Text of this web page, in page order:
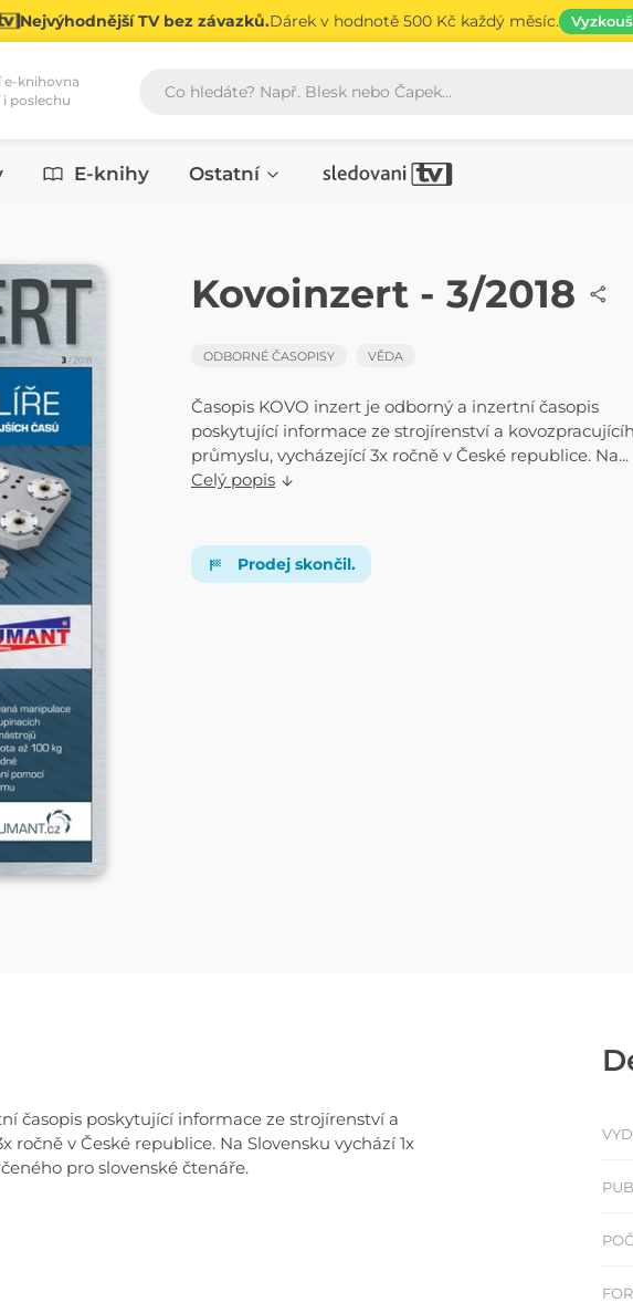
Nejvýhodnější TV bez závazků.Dárek v hodnotě 500 Kč každý měsíc.
e-knihovna
i poslechu
Vyhledávání
E-knihy Ostatní
ČASOPIS
Kovoinzert - 3/2018
ODBORNÉ ČASOPISY VĚDA
Časopis KOVO inzert je odborný a inzertní časopis
poskytující informace ze strojírenství a
průmyslu, vycházející 3x ročně v České republice. Na...
Celý popis
Prodej skončil.
časopis poskytující informace ze strojírenství a
ročně v České republice. Na Slovensku vychází 1x
pro slovenské čtenáře.